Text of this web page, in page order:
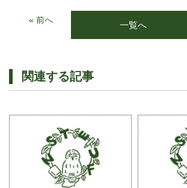
« 前へ 一覧へ
関連する記事